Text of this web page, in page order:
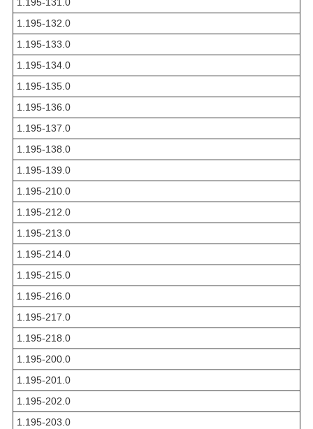
1.195-131.0
1.195-132.0
1.195-133.0
1.195-134.0
1.195-135.0
1.195-136.0
1.195-137.0
1.195-138.0
1.195-139.0
1.195-210.0
1.195-212.0
1.195-213.0
1.195-214.0
1.195-215.0
1.195-216.0
1.195-217.0
1.195-218.0
1.195-200.0
1.195-201.0
1.195-202.0
1.195-203.0